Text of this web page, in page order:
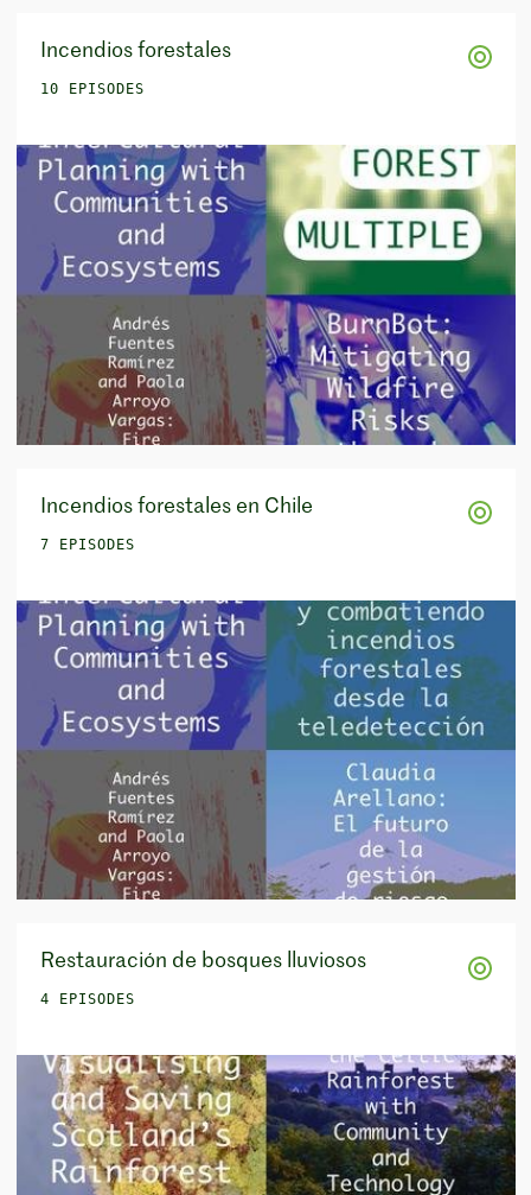
Incendios forestales
10 EPISODES
Incendios forestales en Chile
7 EPISODES
Restauración de bosques lluviosos
4 EPISODES